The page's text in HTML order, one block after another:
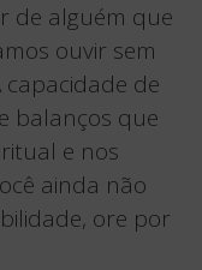
de alguém que
ouvir sem
de
balanços que
e nos
ainda não
ore por